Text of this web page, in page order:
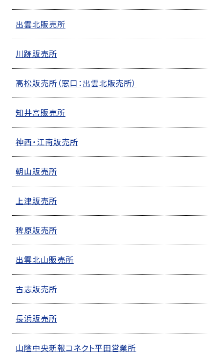
出雲北販売所
川跡販売所
高松販売所（窓口：出雲北販売所）
知井宮販売所
神西・江南販売所
朝山販売所
上津販売所
稗原販売所
出雲北山販売所
古志販売所
長浜販売所
山陰中央新報コネクト平田営業所